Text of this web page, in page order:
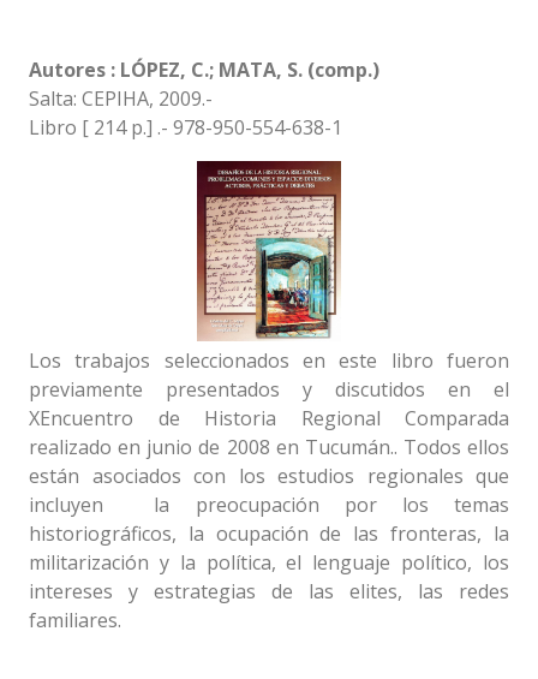
Autores : LÓPEZ, C.; MATA, S. (comp.)
Salta: CEPIHA, 2009.-
Libro [ 214 p.] .- 978-950-554-638-1
Los trabajos seleccionados en este libro fueron
previamente presentados y discutidos en el
XEncuentro de Historia Regional Comparada
realizado en junio de 2008 en Tucumán.. Todos ellos
están asociados con los estudios regionales que
incluyen la preocupación por los temas
historiográficos, la ocupación de las fronteras, la
militarización y la política, el lenguaje político, los
intereses y estrategias de las elites, las redes
familiares.